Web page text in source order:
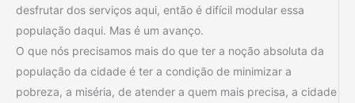
desfrutar dos serviços aqui, então é difícil modular essa
população daqui. Mas é um avanço.
O que nós precisamos mais do que ter a noção absoluta da
população da cidade é ter a condição de minimizar a
pobreza, a miséria, de atender a quem mais precisa, a cidade